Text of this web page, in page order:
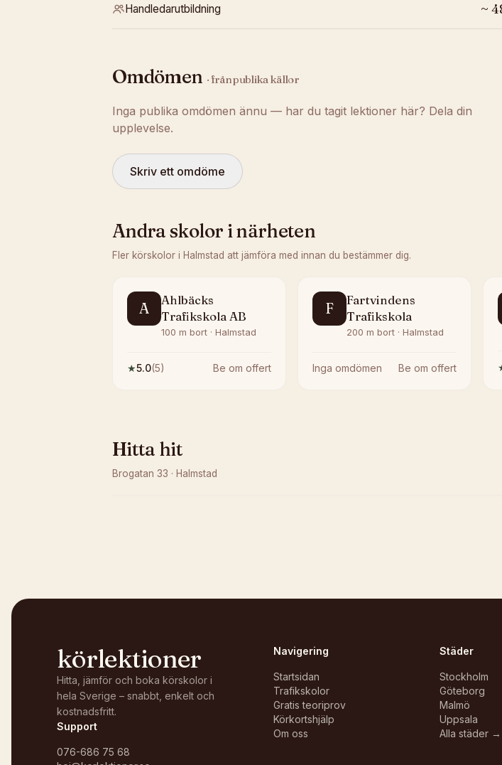
Handledarutbildning ~
Omdömen · från publika källor
Inga publika omdömen ännu — har du tagit lektioner här? Dela din
upplevelse.
Skriv ett omdöme
Andra skolor i närheten
Fler körskolor i Halmstad att jämföra med innan du bestämmer dig.
A
Ahlbäcks
Trafikskola AB
100 m bort · Halmstad
★5.0(5) Be om offert
F
Fartvindens
Trafikskola
200 m bort · Halmstad
Inga omdömen Be om offert
Hitta hit
Brogatan 33 · Halmstad
körlektioner
Hitta, jämför och boka körskolor i
hela Sverige – snabbt, enkelt och
kostnadsfritt.
Support
076-686 75 68
Navigering
Startsidan
Trafikskolor
Gratis teoriprov
Körkortshjälp
Om oss
Städer
Stockholm
Göteborg
Malmö
Uppsala
Alla städer →